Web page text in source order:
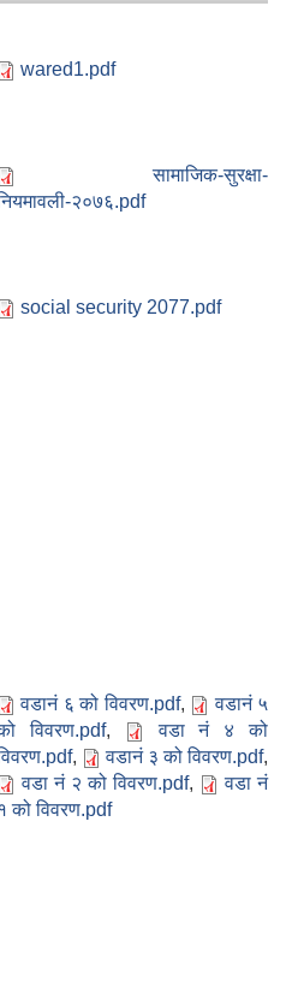
wared1.pdf
सामाजिक-सुरक्षा-
२०७६.pdf
social security 2077.pdf
वडानं ६ को विवरण.pdf,
वडानं ५
विवरण.pdf,
वडा नं ४ को
, वडानं ३ को विवरण.pdf,
वडा नं २ को विवरण.pdf,
वडा नं
को विवरण.pdf